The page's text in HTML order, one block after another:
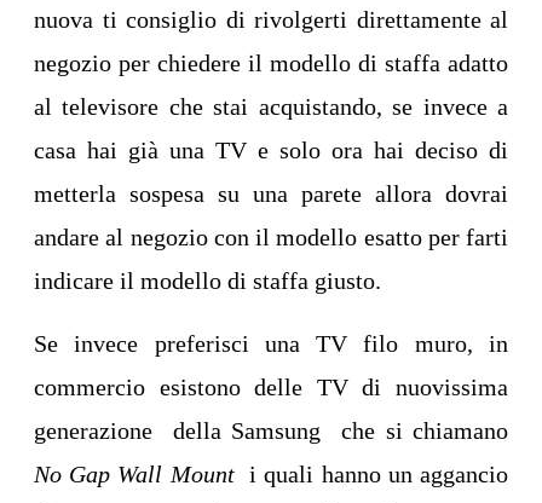
nuova ti consiglio di rivolgerti direttamente al
negozio per chiedere il modello di staffa adatto
al televisore che stai acquistando, se invece a
casa hai già una TV e solo ora hai deciso di
metterla sospesa su una parete allora dovrai
andare al negozio con il modello esatto per farti
indicare il modello di staffa giusto.
Se invece preferisci una TV filo muro, in
commercio esistono delle TV di nuovissima
generazione della Samsung che si chiamano
No Gap Wall Mounti quali hanno un aggancio